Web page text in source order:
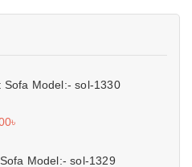
Sofa Model:- sol-1330
৳
Model:- sol-1329